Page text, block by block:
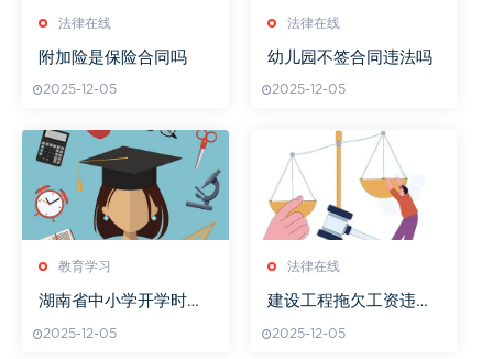
法律在线
附加险是保险合同吗
2025-12-05
法律在线
幼儿园不签合同违法吗
2025-12-05
教育学习
湖南省中小学开学时间
2025-12-05
法律在线
建设工程拖欠工资违法
2025-12-05